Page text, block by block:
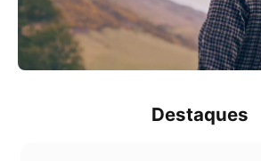
Destaques